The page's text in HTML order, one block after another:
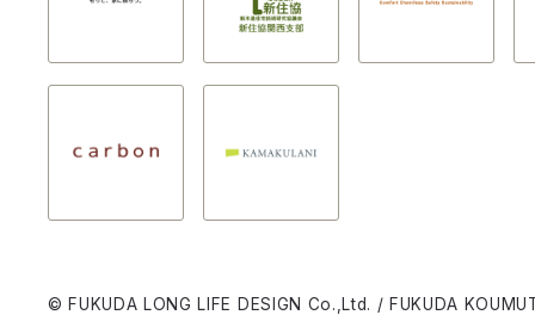
© FUKUDA LONG LIFE DESIGN Co.,Ltd. / FUKUDA